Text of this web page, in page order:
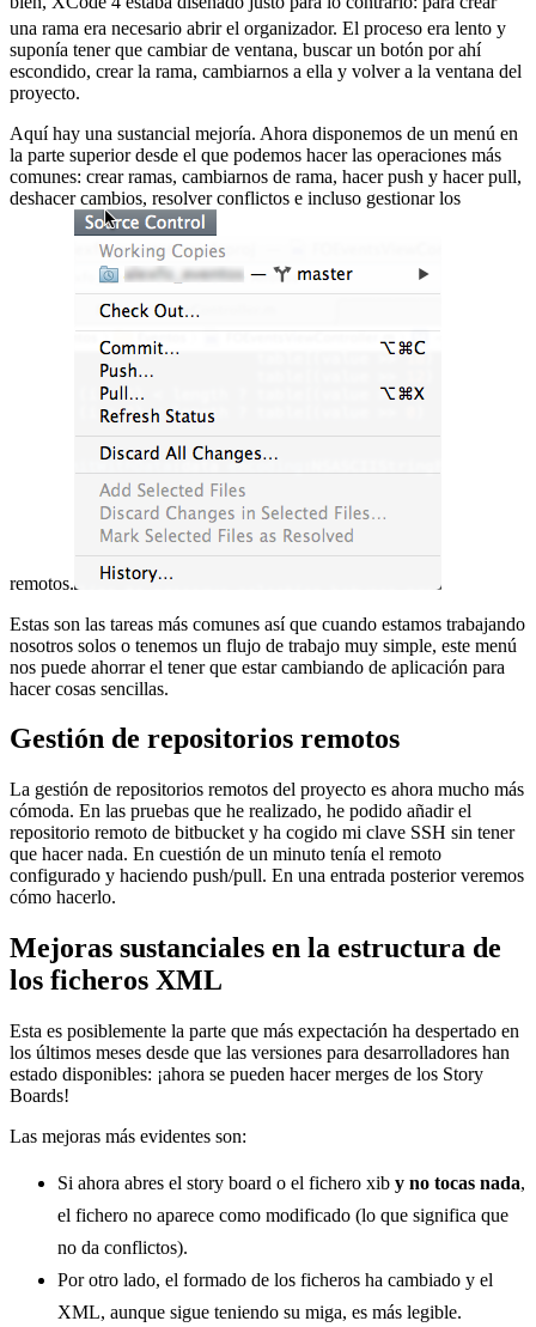
una rama era necesario abrir el organizador. El proceso era lento y
suponía tener que cambiar de ventana, buscar un botón por ahí
escondido, crear la rama, cambiarnos a ella y volver a la ventana del
proyecto.
Aquí hay una sustancial mejoría. Ahora disponemos de un menú en
la parte superior desde el que podemos hacer las operaciones más
comunes: crear ramas, cambiarnos de rama, hacer push y hacer pull,
deshacer cambios, resolver conflictos e incluso gestionar los
remotos.
Estas son las tareas más comunes así que cuando estamos trabajando
nosotros solos o tenemos un flujo de trabajo muy simple, este menú
nos puede ahorrar el tener que estar cambiando de aplicación para
hacer cosas sencillas.
Gestión de repositorios remotos
La gestión de repositorios remotos del proyecto es ahora mucho más
cómoda. En las pruebas que he realizado, he podido añadir el
repositorio remoto de bitbucket y ha cogido mi clave SSH sin tener
que hacer nada. En cuestión de un minuto tenía el remoto
configurado y haciendo push/pull. En una entrada posterior veremos
cómo hacerlo.
Mejoras sustanciales en la estructura de
los ficheros XML
Esta es posiblemente la parte que más expectación ha despertado en
los últimos meses desde que las versiones para desarrolladores han
estado disponibles: ¡ahora se pueden hacer merges de los Story
Boards!
Las mejoras más evidentes son:
Si ahora abres el story board o el fichero xib y no tocas nada,
el fichero no aparece como modificado (lo que significa que
no da conflictos).
Por otro lado, el formado de los ficheros ha cambiado y el
XML, aunque sigue teniendo su miga, es más legible.